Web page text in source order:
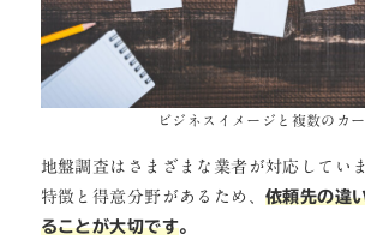
ビジネスイメージと複数のカ
地盤調査はさまざまな業者が対応してい
特徴と得意分野があるため、依頼先の違
ることが大切です。